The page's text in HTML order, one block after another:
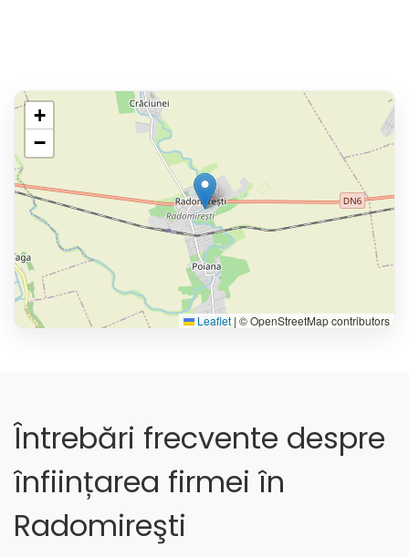
+
−
Leaflet | © OpenStreetMap contributors
Întrebări frecvente despre
înființarea firmei în
Radomireşti